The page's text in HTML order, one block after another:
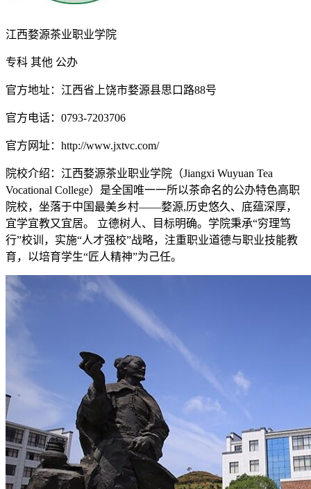
江西婺源茶业职业学院
专科 其他 公办
官方地址：江西省上饶市婺源县思口路88号
官方电话：0793-7203706
官方网址：http://www.jxtvc.com/
院校介绍： 江西婺源茶业职业学院（Jiangxi Wuyuan Tea
Vocational College）是全国唯一一所以茶命名的公办特色高职
院校，坐落于中国最美乡村——婺源,历史悠久、底蕴深厚，
宜学宜教又宜居。 立德树人、目标明确。学院秉承“穷理笃
行”校训，实施“人才强校”战略，注重职业道德与职业技能教
育，以培育学生“匠人精神”为己任。